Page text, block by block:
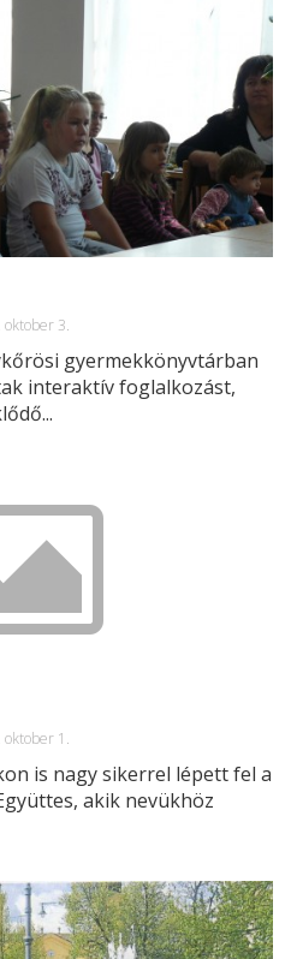
oktober 3.
gyermekkönyvtárban
interaktív foglalkozást,
oktober 1.
is nagy sikerrel lépett fel a
akik nevükhöz